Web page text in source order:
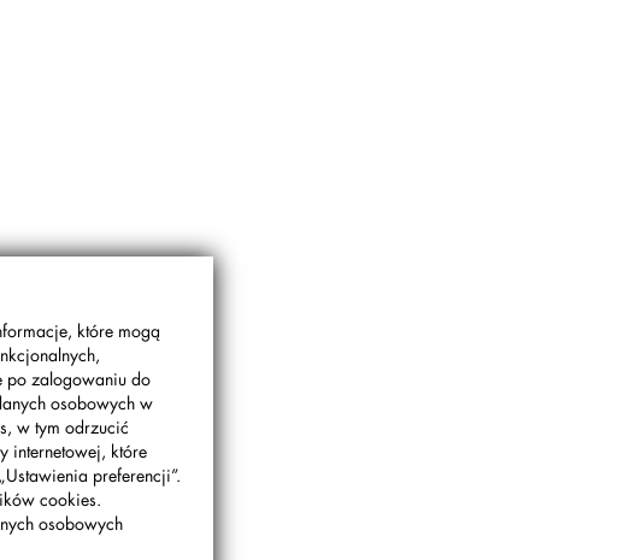
które mogą
po zalogowaniu do
osobowych w
w tym odrzucić
internetowej, które
preferencji”.
cookies.
osobowych